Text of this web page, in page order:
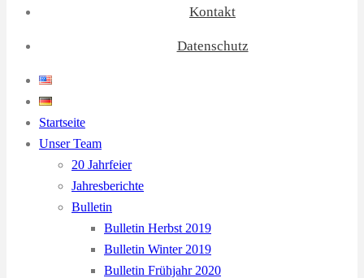
Kontakt
Datenschutz
Startseite
Unser Team
20 Jahrfeier
Jahresberichte
Bulletin
Bulletin Herbst 2019
Bulletin Winter 2019
Bulletin Frühjahr 2020